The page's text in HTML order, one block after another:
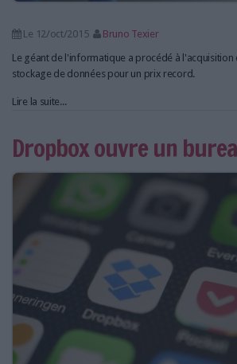
Le 12/oct/2015
Bruno Texier
Le géant de l'informatique a procédé à
stockage de données pour un prix record.
Lire la suite...
Dropbox ouvre un